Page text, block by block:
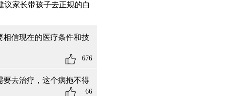
家长带孩子去正规的白
相信现在的医疗条件和技
676
要去治疗，这个病拖不得
66